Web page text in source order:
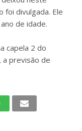
foi divulgada. Ele
de idade.
capela 2 do
a previsão de